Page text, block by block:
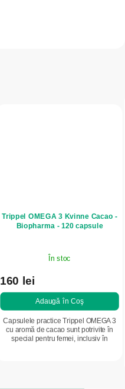
Trippel OMEGA 3 Kvinne Cacao -
Biopharma - 120 capsule
În stoc
160 lei
Adaugă în Coş
Capsulele practice Trippel OMEGA 3
cu aromă de cacao sunt potrivite în
special pentru femei, inclusiv în